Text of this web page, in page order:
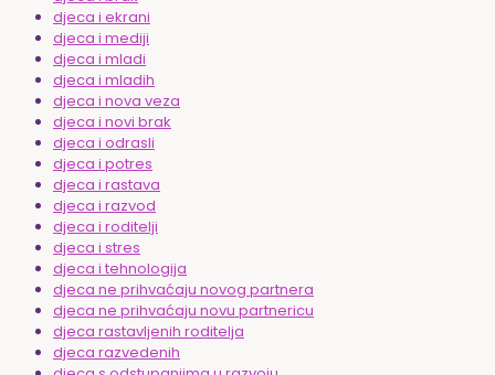
djeca i ekrani
djeca i mediji
djeca i mladi
djeca i mladih
djeca i nova veza
djeca i novi brak
djeca i odrasli
djeca i potres
djeca i rastava
djeca i razvod
djeca i roditelji
djeca i stres
djeca i tehnologija
djeca ne prihvaćaju novog partnera
djeca ne prihvaćaju novu partnericu
djeca rastavljenih roditelja
djeca razvedenih